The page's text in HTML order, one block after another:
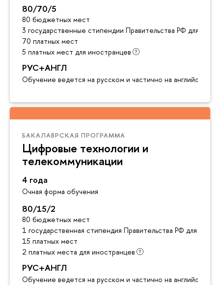
80/70/5
80 бюджетных мест
3 государственные стипендии Правительства РФ для
70 платных мест
5 платных мест для иностранцев
РУС+АНГЛ
Обучение ведется на русском и частично на английском
БАКАЛАВРСКАЯ ПРОГРАММА
Цифровые технологии и
телекоммуникации
4 года
Очная форма обучения
80/15/2
80 бюджетных мест
1 государственная стипендия Правительства РФ для
15 платных мест
2 платных места для иностранцев
РУС+АНГЛ
Обучение ведется на русском и частично на английском